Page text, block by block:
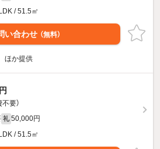
/ 51.5㎡
い合わせ （無料）
ほか提供
不要）
礼 50,000円
/ 51.5㎡